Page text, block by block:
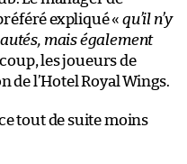
expliqué «qu’il n’y
mais également
les joueurs de
l’Hotel Royal Wings.
tout de suite moins